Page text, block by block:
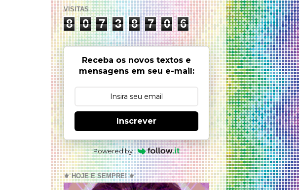
VISITAS
8 0 7 3 8 7 0 6
Receba os novos textos e
mensagens em seu e-mail:
Inscrever
Powered by
⚜️ HOJE E SEMPRE! ⚜️